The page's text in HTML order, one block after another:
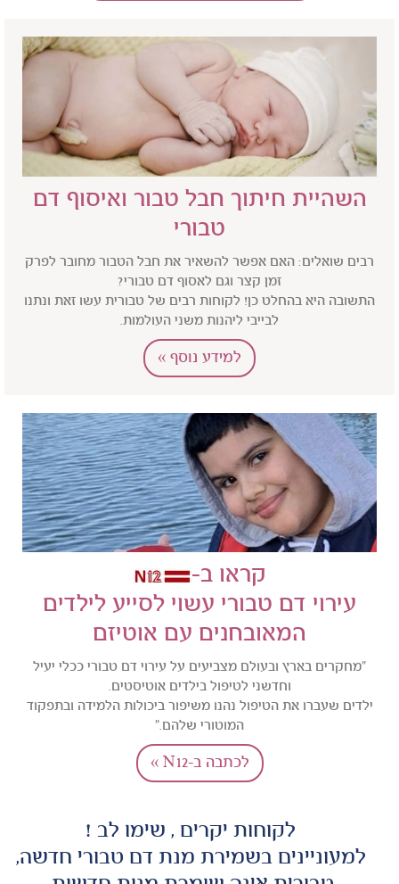
השהיית חיתוך חבל טבור ואיסוף דם
טבורי
רבים שואלים: האם אפשר להשאיר את חבל הטבור מחובר לפרק
זמן קצר וגם לאסוף דם טבורי?
התשובה היא בהחלט כן! לקוחות רבים של טבורית עשו זאת ונתנו
לבייבי ליהנות משני העולמות.
למידע נוסף »
קראו ב-
עירוי דם טבורי עשוי לסייע לילדים
המאובחנים עם אוטיזם
"מחקרים בארץ ובעולם מצביעים על עירוי דם טבורי ככלי יעיל
וחדשני לטיפול בילדים אוטיסטים.
ילדים שעברו את הטיפול נהנו משיפור ביכולות הלמידה ובתפקוד
המוטורי שלהם."
לכתבה ב-N12 »
לקוחות יקרים , שימו לב !
למעוניינים בשמירת מנת דם טבורי חדשה,